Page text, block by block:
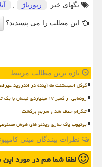
تگهای خبر:
رپورتاژ
این مطلب را می پسندید؟
تازه ترین مطالب مرتبط
گوگل اسیستنت ماه آینده در اندروید
رونمایی از کمپر ۱۷ میلیاردی نیسان با یک توانایی جذاب
تلگرام حذف شد و سریع برگشت
یوتیوب پاک سازی ویدئو های هوش مصنوعی
نظرات بینندگان مینی
لطفا شما همدر مورد